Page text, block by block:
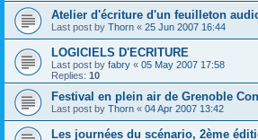
Atelier d'écriture d'un feuilleton
Last post by Thorn « 25 Jun 2007 16:44
LOGICIELS D'ECRITURE
Last post by fabry « 05 May 2007 17:58
Replies: 10
Festival en plein air de Grenoble
Last post by Thorn « 04 Apr 2007 13:42
Les journées du scénario, 2ème